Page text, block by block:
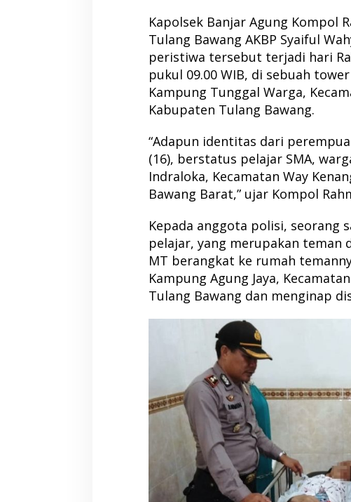
Kapolsek Banjar Agung Kompol
Tulang Bawang AKBP Syaiful
peristiwa tersebut terjadi hari
pukul 09.00 WIB, di sebuah
Kampung Tunggal Warga,
Kabupaten Tulang Bawang.
“Adapun identitas dari
(16), berstatus pelajar SMA,
Indraloka, Kecamatan Way
Bawang Barat,” ujar Kompol
Kepada anggota polisi, seorang
pelajar, yang merupakan teman
MT berangkat ke rumah
Kampung Agung Jaya,
Tulang Bawang dan menginap